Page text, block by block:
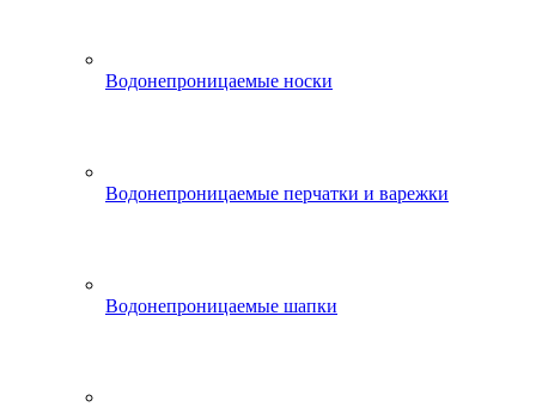
Водонепроницаемые носки
Водонепроницаемые перчатки и варежки
Водонепроницаемые шапки